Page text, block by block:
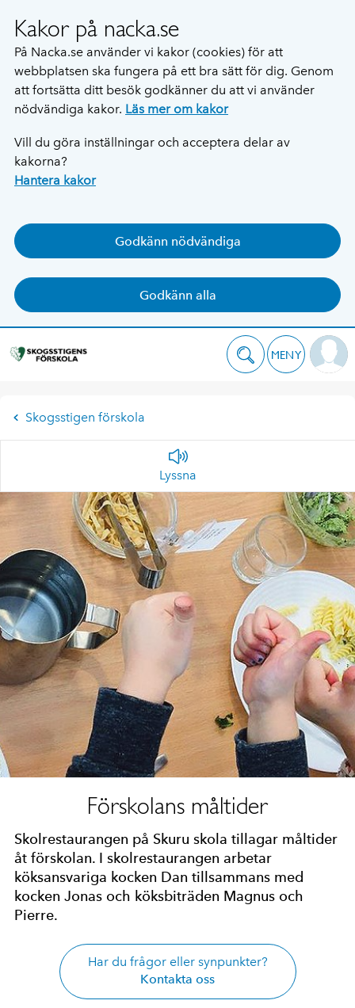
Kakor på nacka.se
På Nacka.se använder vi kakor (cookies) för att
webbplatsen ska fungera på ett bra sätt för dig. Genom
att fortsätta ditt besök godkänner du att vi använder
nödvändiga kakor. Läs mer om kakor
Vill du göra inställningar och acceptera delar av
kakorna?
Hantera kakor
Godkänn nödvändiga
Godkänn alla
MENY
Skogsstigen förskola
Lyssna
Förskolans måltider
Skolrestaurangen på Skuru skola tillagar måltider
åt förskolan. I skolrestaurangen arbetar
köksansvariga kocken Dan tillsammans med
kocken Jonas och köksbiträden Magnus och
Pierre.
Har du frågor eller synpunkter?
Kontakta oss